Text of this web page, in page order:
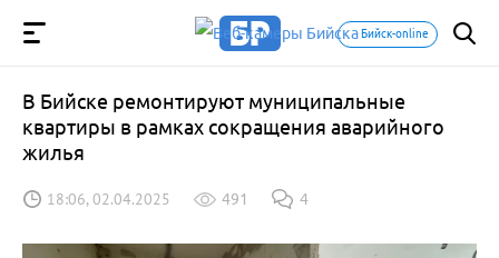
Бийск-online
В Бийске ремонтируют муниципальные
квартиры в рамках сокращения аварийного
жилья
18:06, 02.04.2025 491 4